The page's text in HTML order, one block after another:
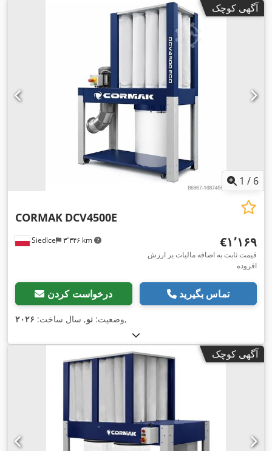
آگهی کوچک
1 / 6
Siedlce ۳٬۳۴۶ km
CORMAK DCV4500E
‎€۱٬۱۶۹
قیمت ثابت به اضافه مالیات بر ارزش
افزوده
درخواست کردن تماس بگیرید
وضعیت: نو, سال ساخت: ۲۰۲۶ ,
آگهی کوچک